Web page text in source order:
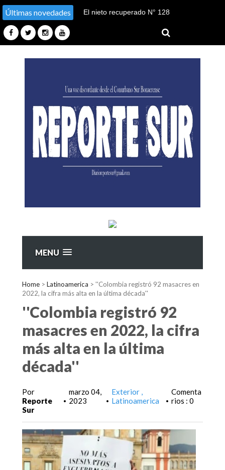
Últimas novedades
El nieto recuperado N° 128
sustracción y sustitución de
identidad en Tucumán
MENU
Home > Latinoamerica > ''Colombia registró 92 masacres en
2022, la cifra más alta en la última década''
''Colombia registró 92
masacres en 2022, la cifra
más alta en la última
década''
Por
Reporte
Sur
•
marzo 04,
2023
•
Exterior
Latinoamerica
•
Comenta
rios : 0